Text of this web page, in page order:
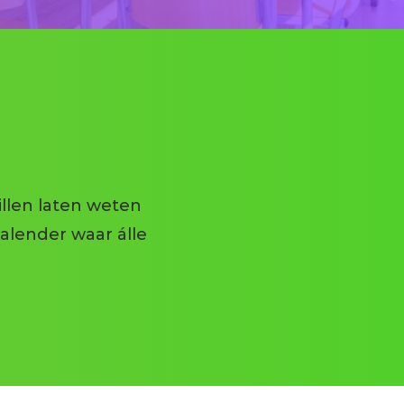
laten weten
waar álle